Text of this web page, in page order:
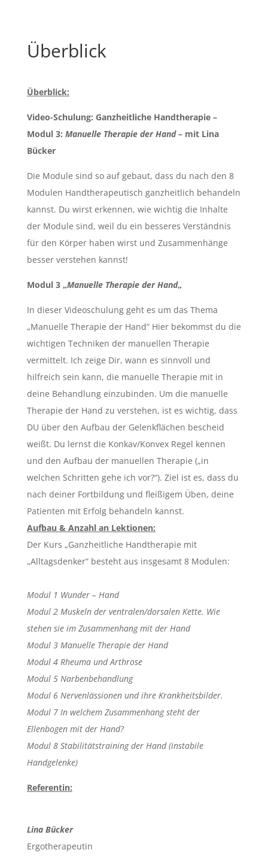
Überblick
Überblick:
Video-Schulung: Ganzheitliche Handtherapie –
Modul 3: Manuelle Therapie der Hand– mit Lina
Bücker
Die Module sind so auf gebaut, dass du nach den 8
Modulen Handtherapeutisch ganzheitlich behandeln
kannst. Du wirst erkennen, wie wichtig die Inhalte
der Module sind, weil du ein besseres Verständnis
für den Körper haben wirst und Zusammenhänge
besser verstehen kannst!
Modul 3 „Manuelle Therapie der Hand„
In dieser Videoschulung geht es um das Thema
„Manuelle Therapie der Hand“ Hier bekommst du die
wichtigen Techniken der manuellen Therapie
vermittelt. Ich zeige Dir, wann es sinnvoll und
hilfreich sein kann, die manuelle Therapie mit in
deine Behandlung einzubinden. Um die manuelle
Therapie der Hand zu verstehen, ist es wichtig, dass
DU über den Aufbau der Gelenkflächen bescheid
weißt. Du lernst die Konkav/Konvex Regel kennen
und den Aufbau der manuellen Therapie („in
welchen Schritten gehe ich vor?“). Ziel ist es, dass du
nach deiner Fortbildung und fleißigem Üben, deine
Patienten mit Erfolg behandeln kannst.
Aufbau & Anzahl an Lektionen:
Der Kurs „Ganzheitliche Handtherapie mit
„Alltagsdenker“ besteht aus insgesamt 8 Modulen:
Modul 1 Wunder – Hand
Modul 2 Muskeln der ventralen/dorsalen Kette. Wie
stehen sie im Zusammenhang mit der Hand
Modul 3 Manuelle Therapie der Hand
Modul 4 Rheuma und Arthrose
Modul 5 Narbenbehandlung
Modul 6 Nervenlässionen und ihre Krankheitsbilder.
Modul 7 In welchem Zusammenhang steht der
Ellenbogen mit der Hand?
Modul 8 Stabilitätstraining der Hand (instabile
Handgelenke)
Referentin:
Lina Bücker
Ergotherapeutin